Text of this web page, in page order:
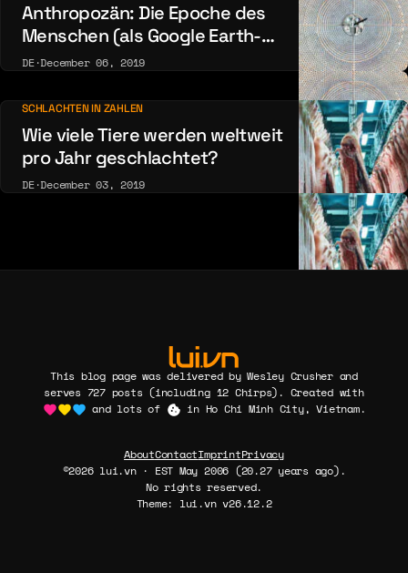
Anthropozän: Die Epoche des
Menschen (als Google Earth-
Galerie)
DE·December 06, 2019
SCHLACHTEN IN ZAHLEN
Wie viele Tiere werden weltweit
pro Jahr geschlachtet?
DE·December 03, 2019
This blog page was delivered by Wesley Crusher and
serves 727 posts (including 12 Chirps). Created with
and lots of
in Ho Chi Minh City, Vietnam.
AboutContactImprintPrivacy
©2026 lui.vn · EST May 2006 (20.27 years ago).
No rights reserved.
Theme: lui.vn v26.12.2